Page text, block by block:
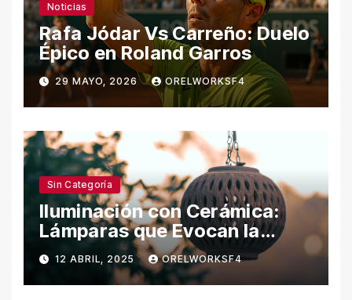
Noticias
Rafa Jódar Vs Carreño: Duelo
Épico en Roland Garros
29 MAYO, 2026 ORELWORKSF4
Sin Categoría
Iluminación con Cerámica:
Lámparas que Evocan la
Naturaleza
12 ABRIL, 2025 ORELWORKSF4